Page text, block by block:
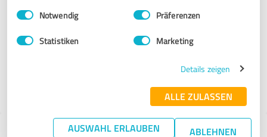
Impressum Datenschutzbestimmungen
Einwilligungsauswahl
Notwendig Präferenzen
Statistiken Marketing
Details zeigen
ALLE ZULASSEN
AUSWAHL ERLAUBEN ABLEHNEN
Bambach Webdesign